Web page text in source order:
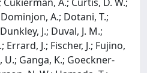
A.; Dotani, T.;
J.; Duval, J. M.;
J.; Fischer, J.; Fujino,
U.; Ganga, K.; Goeckner-